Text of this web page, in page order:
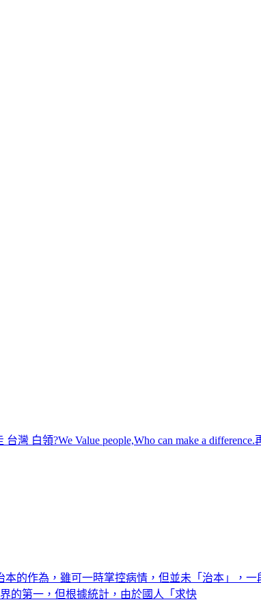
灣 白領?We Value people,Who can make a
的作為，雖可一時掌控病情，但並未「治本」，
的第一，但根據統計，由於國人「求快